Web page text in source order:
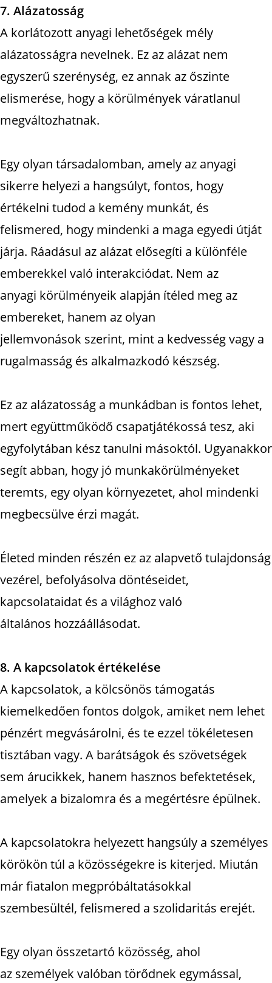
7. Alázatosság
A korlátozott anyagi lehetőségek mély
alázatosságra nevelnek. Ez az alázat nem
egyszerű szerénység, ez annak az őszinte
elismerése, hogy a körülmények váratlanul
megváltozhatnak.
Egy olyan társadalomban, amely az anyagi
sikerre helyezi a hangsúlyt, fontos, hogy
értékelni tudod a kemény munkát, és
felismered, hogy mindenki a maga egyedi útját
járja. Ráadásul az alázat elősegíti a különféle
emberekkel való interakciódat. Nem az
anyagi körülményeik alapján ítéled meg az
embereket, hanem az olyan
jellemvonások szerint, mint a kedvesség vagy a
rugalmasság és alkalmazkodó készség.
Ez az alázatosság a munkádban is fontos lehet,
mert együttműködő csapatjátékossá tesz, aki
egyfolytában kész tanulni másoktól. Ugyanakkor
segít abban, hogy jó munkakörülményeket
teremts, egy olyan környezetet, ahol mindenki
megbecsülve érzi magát.
Életed minden részén ez az alapvető tulajdonság
vezérel, befolyásolva döntéseidet,
kapcsolataidat és a világhoz való
általános hozzáállásodat.
8. A kapcsolatok értékelése
A kapcsolatok, a kölcsönös támogatás
kiemelkedően fontos dolgok, amiket nem lehet
pénzért megvásárolni, és te ezzel tökéletesen
tisztában vagy. A barátságok és szövetségek
sem árucikkek, hanem hasznos befektetések,
amelyek a bizalomra és a megértésre épülnek.
A kapcsolatokra helyezett hangsúly a személyes
körökön túl a közösségekre is kiterjed. Miután
már fiatalon megpróbáltatásokkal
szembesültél, felismered a szolidaritás erejét.
Egy olyan összetartó közösség, ahol
az személyek valóban törődnek egymással,